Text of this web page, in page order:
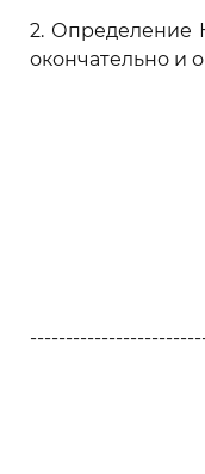
2. Определение
окончательно и